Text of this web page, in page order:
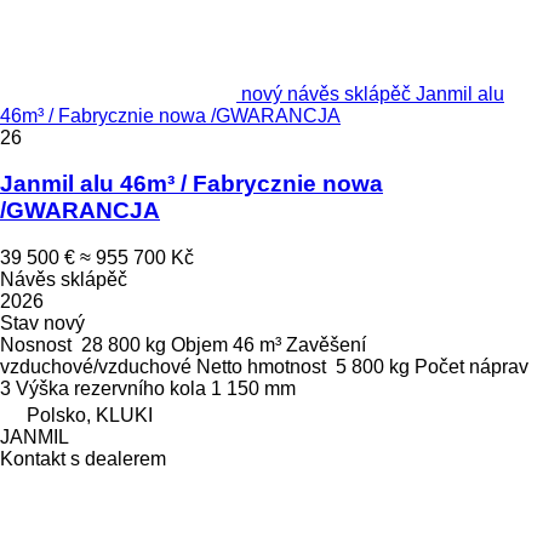
nový návěs sklápěč Janmil alu
46m³ / Fabrycznie nowa /GWARANCJA
26
Janmil alu 46m³ / Fabrycznie nowa
/GWARANCJA
39 500 € ≈ 955 700 Kč
Návěs sklápěč
2026
Stav nový
Nosnost 28 800 kg Objem 46 m³ Zavěšení
vzduchové/vzduchové Netto hmotnost 5 800 kg Počet náprav
3 Výška rezervního kola 1 150 mm
Polsko, KLUKI
JANMIL
Kontakt s dealerem